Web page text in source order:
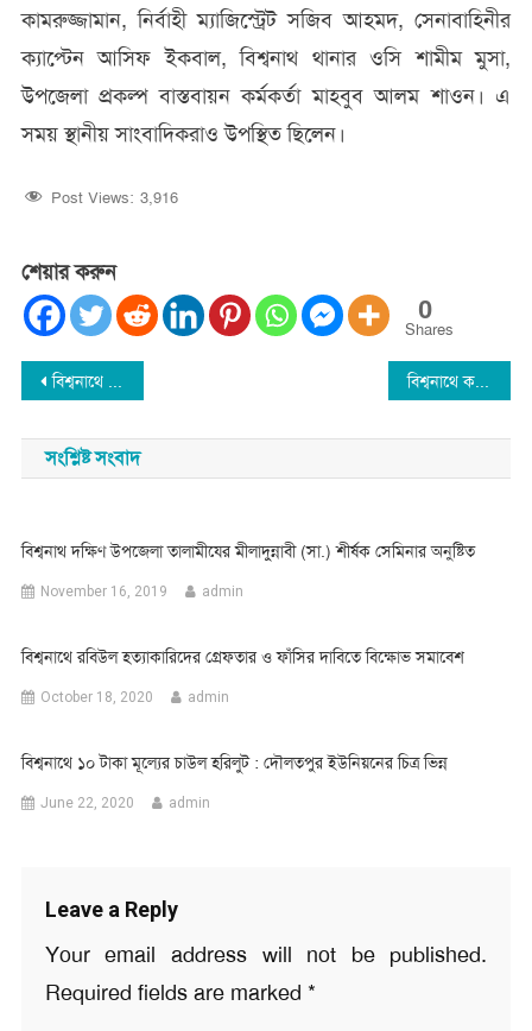
কামরুজ্জামান, নির্বাহী ম্যাজিস্ট্রেট সজিব আহমদ, সেনাবাহিনীর
ক্যাপ্টেন আসিফ ইকবাল, বিশ্বনাথ থানার ওসি শামীম মুসা,
উপজেলা প্রকল্প বাস্তবায়ন কর্মকর্তা মাহবুব আলম শাওন। এ
সময় স্থানীয় সাংবাদিকরাও উপস্থিত ছিলেন।
Post Views: 3,916
শেয়ার করুন
0
Shares
Post
navigation
বিশ্বনাথে দুই হাজার মানুষের মধ্যে উপজেলা প্রশাসনের চাল বিতরণ বিশ্বনাথে কবরস্থানের গাছের ডালে যুবকের ঝুলন্ত লাশ!
সংশ্লিষ্ট সংবাদ
বিশ্বনাথ দক্ষিণ উপজেলা তালামীযের মীলাদুন্নাবী (সা.) শীর্ষক সেমিনার অনুষ্টিত
November 16, 2019 admin
বিশ্বনাথে রবিউল হত্যাকারিদের গ্রেফতার ও ফাঁসির দাবিতে বিক্ষোভ সমাবেশ
October 18, 2020 admin
বিশ্বনাথে ১০ টাকা মূল্যের চাউল হরিলুট : দৌলতপুর ইউনিয়নের চিত্র ভিন্ন
June 22, 2020 admin
Leave a Reply
Your email address will not be published.
Required fields are marked *